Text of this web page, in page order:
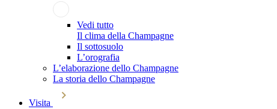
Vedi tutto
Il clima della Champagne
Il sottosuolo
L’orografia
L’elaborazione dello Champagne
La storia dello Champagne
Visita